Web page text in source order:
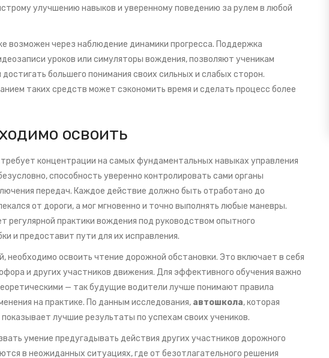
улучшению навыков и уверенному поведению за рулем в любой
возможен через наблюдение динамики прогресса. Поддержка
уроков или симуляторы вождения, позволяют ученикам
большего понимания своих сильных и слабых сторон.
таких средств может сэкономить время и сделать процесс более
освоить
концентрации на самых фундаментальных навыках управления
способность уверенно контролировать сами органы
передач. Каждое действие должно быть отработано до
от дороги, а мог мгновенно и точно выполнять любые маневры.
регулярной практики вождения под руководством опытного
и предоставит пути для их исправления.
необходимо освоить чтение дорожной обстановки. Это включает в себя
и других участников движения. Для эффективного обучения важно
— так будущие водители лучше понимают правила
на практике. По данным исследования, автошкола, которая
лучшие результаты по успехам своих учеников.
умение предугадывать действия других участников дорожного
в неожиданных ситуациях, где от безотлагательного решения